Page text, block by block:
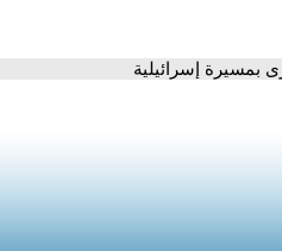
بمسيرة إسرائيلية